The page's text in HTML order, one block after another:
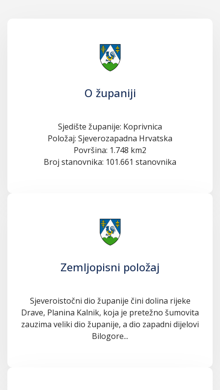
O županiji
Sjedište županije: Koprivnica
Položaj: Sjeverozapadna Hrvatska
Površina: 1.748 km2
Broj stanovnika: 101.661 stanovnika
Zemljopisni položaj
Sjeveroistočni dio županije čini dolina rijeke
Drave, Planina Kalnik, koja je pretežno šumovita
zauzima veliki dio županije, a dio zapadni dijelovi
Bilogore...